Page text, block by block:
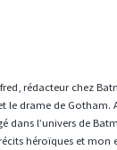
rédacteur chez
le drame de Gotham.
dans l’univers de
héroïques et mon